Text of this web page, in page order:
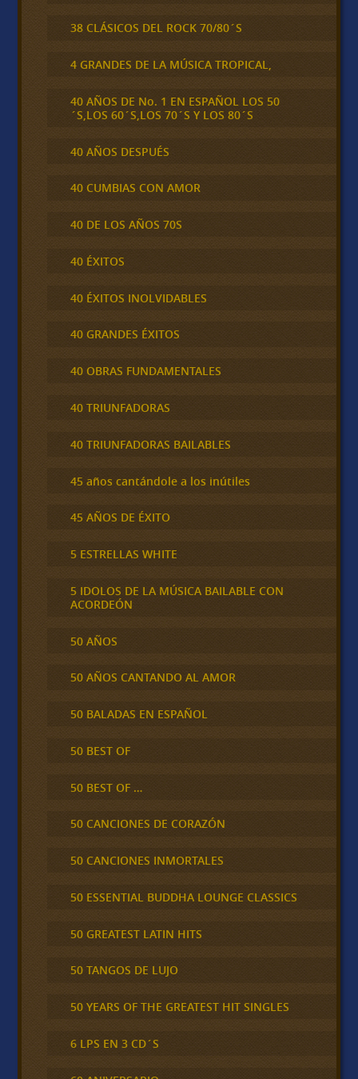
38 CLÁSICOS DEL ROCK 70/80´S
4 GRANDES DE LA MÚSICA TROPICAL,
40 AÑOS DE No. 1 EN ESPAÑOL LOS 50
´S,LOS 60´S,LOS 70´S Y LOS 80´S
40 AÑOS DESPUÉS
40 CUMBIAS CON AMOR
40 DE LOS AÑOS 70S
40 ÉXITOS
40 ÉXITOS INOLVIDABLES
40 GRANDES ÉXITOS
40 OBRAS FUNDAMENTALES
40 TRIUNFADORAS
40 TRIUNFADORAS BAILABLES
45 años cantándole a los inútiles
45 AÑOS DE ÉXITO
5 ESTRELLAS WHITE
5 IDOLOS DE LA MÚSICA BAILABLE CON
ACORDEÓN
50 AÑOS
50 AÑOS CANTANDO AL AMOR
50 BALADAS EN ESPAÑOL
50 BEST OF
50 BEST OF …
50 CANCIONES DE CORAZÓN
50 CANCIONES INMORTALES
50 ESSENTIAL BUDDHA LOUNGE CLASSICS
50 GREATEST LATIN HITS
50 TANGOS DE LUJO
50 YEARS OF THE GREATEST HIT SINGLES
6 LPS EN 3 CD´S